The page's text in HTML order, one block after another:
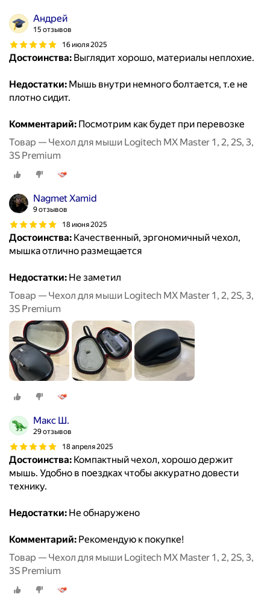
Андрей
15 отзывов
16 июля 2025
Достоинства: Выглядит хорошо, материалы неплохие.
Недостатки: Мышь внутри немного болтается, т.е не
плотно сидит.
Комментарий: Посмотрим как будет при перевозке
Товар — Чехол для мыши Logitech MX Master 1, 2, 2S, 3,
3S Premium
Nagmet Xamid
9 отзывов
18 июня 2025
Достоинства: Качественный, эргономичный чехол,
мышка отлично размещается
Недостатки: Не заметил
Товар — Чехол для мыши Logitech MX Master 1, 2, 2S, 3,
3S Premium
Макс Ш.
29 отзывов
18 апреля 2025
Достоинства: Компактный чехол, хорошо держит
мышь. Удобно в поездках чтобы аккуратно довести
технику.
Недостатки: Не обнаружено
Комментарий: Рекомендую к покупке!
Товар — Чехол для мыши Logitech MX Master 1, 2, 2S, 3,
3S Premium